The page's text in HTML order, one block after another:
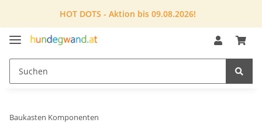
HOT DOTS - Aktion bis 09.08.2026!
Baukasten Komponenten